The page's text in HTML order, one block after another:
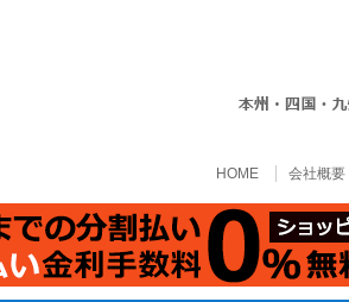
HOME 会社概要